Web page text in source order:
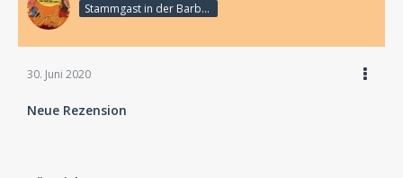
Stammgast in der Barbarabar
30. Juni 2020
Neue Rezension